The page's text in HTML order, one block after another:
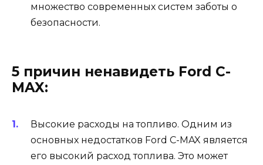
множество современных систем заботы о
безопасности.
5 причин ненавидеть Ford C-
MAX:
Высокие расходы на топливо. Одним из
основных недостатков Ford C-MAX является
его высокий расход топлива. Это может